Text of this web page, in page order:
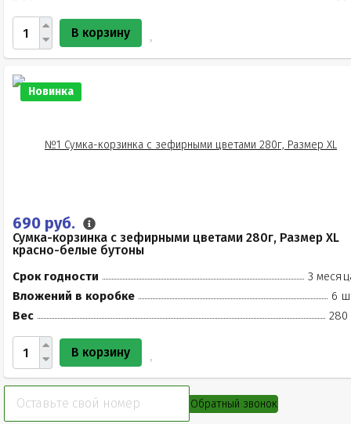
В корзину
Новинка
690 руб.
Сумка-корзинка с зефирными цветами 280г, Размер XL
красно-белые бутоны
Срок годности
3
Вложений в коробке
6
Вес
280
В корзину
Обратный звонок